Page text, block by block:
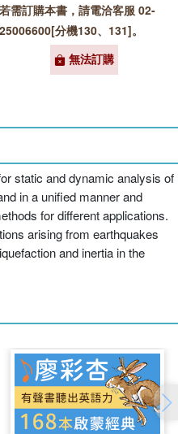
若需訂購本書，請電洽客服 02-
25006600[分機130、131]。
無法訂購
static and dynamic analysis of
in a unified manner and
for different applications.
arising from earthquakes
and inertia in the